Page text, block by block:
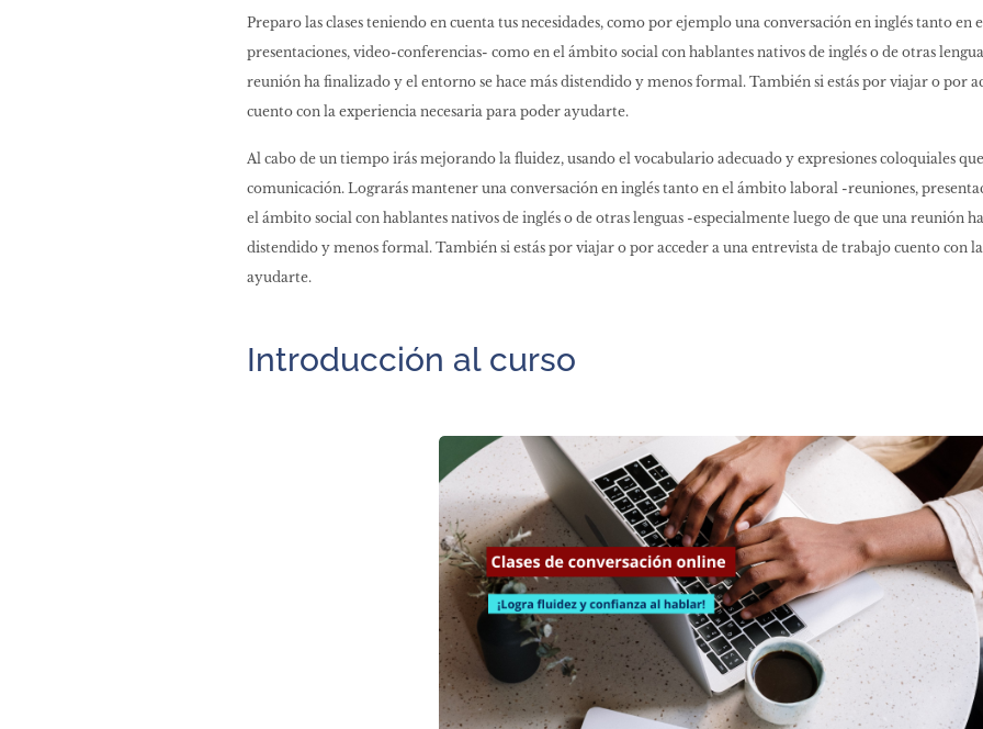
Preparo las clases teniendo en cuenta tus necesidades, como por ejemplo una conversación en inglés tanto
presentaciones, video-conferencias- como en el ámbito social con hablantes nativos de inglés o de otras
reunión ha finalizado y el entorno se hace más distendido y menos formal. También si estás por viajar o por
cuento con la experiencia necesaria para poder ayudarte.
Al cabo de un tiempo irás mejorando la fluidez, usando el vocabulario adecuado y expresiones coloquiales
comunicación. Lograrás mantener una conversación en inglés tanto en el ámbito laboral -reuniones,
el ámbito social con hablantes nativos de inglés o de otras lenguas -especialmente luego de que una reunión
distendido y menos formal. También si estás por viajar o por acceder a una entrevista de trabajo cuento con
ayudarte.
Introducción al curso